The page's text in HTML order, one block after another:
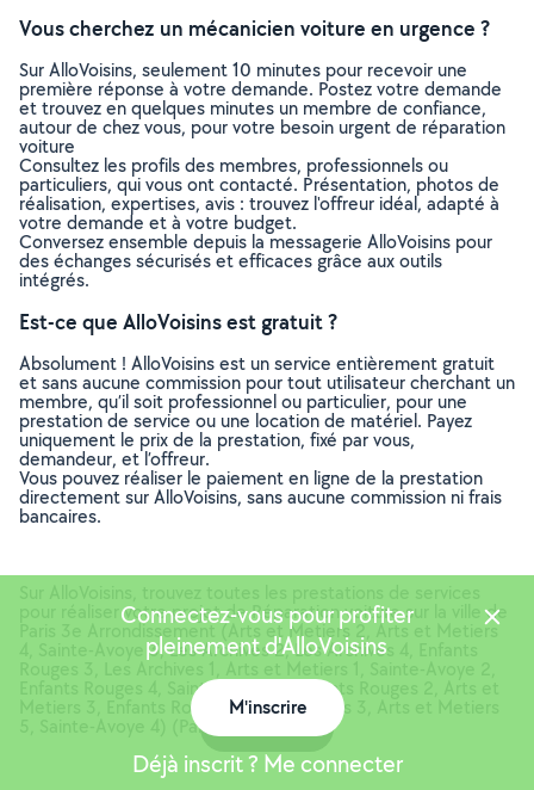
Vous cherchez un mécanicien voiture en urgence ?
Sur AlloVoisins, seulement 10 minutes pour recevoir une
première réponse à votre demande. Postez votre demande
et trouvez en quelques minutes un membre de confiance,
autour de chez vous, pour votre besoin urgent de réparation
voiture
Consultez les profils des membres, professionnels ou
particuliers, qui vous ont contacté. Présentation, photos de
réalisation, expertises, avis : trouvez l'offreur idéal, adapté à
votre demande et à votre budget.
Conversez ensemble depuis la messagerie AlloVoisins pour
des échanges sécurisés et efficaces grâce aux outils
intégrés.
Est-ce que AlloVoisins est gratuit ?
Absolument ! AlloVoisins est un service entièrement gratuit
et sans aucune commission pour tout utilisateur cherchant un
membre, qu’il soit professionnel ou particulier, pour une
prestation de service ou une location de matériel. Payez
uniquement le prix de la prestation, fixé par vous,
demandeur, et l’offreur.
Vous pouvez réaliser le paiement en ligne de la prestation
directement sur AlloVoisins, sans aucune commission ni frais
bancaires.
pour réaliser votre projet de Réparation voiture sur la ville de
Paris 3e Arrondissement (Arts et Metiers 2, Arts et Metiers
4, Sainte-Avoye 3, Les Archives 2, Les Archives 4, Enfants
Enfants Rouges 4, Sainte-Avoye 1, Enfants Rouges 2, Arts et
Metiers 3, Enfants Rouges 1, Les Archives 3, Arts et Metiers
5, Sainte-Avoye 4) (Paris, 75003)
Connectez-vous pour profiter
pleinement d'AlloVoisins
M'inscrire
Déjà inscrit ? Me connecter